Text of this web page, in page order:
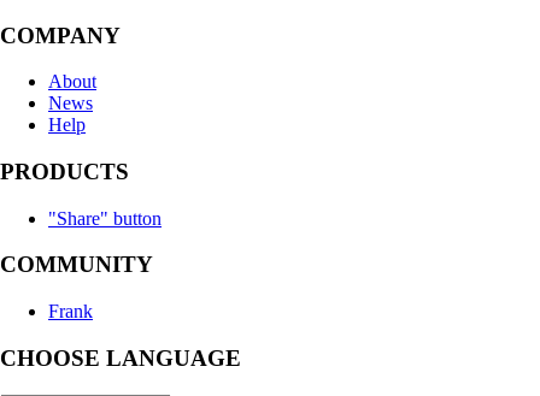
COMPANY
About
News
Help
PRODUCTS
"Share" button
COMMUNITY
Frank
CHOOSE LANGUAGE